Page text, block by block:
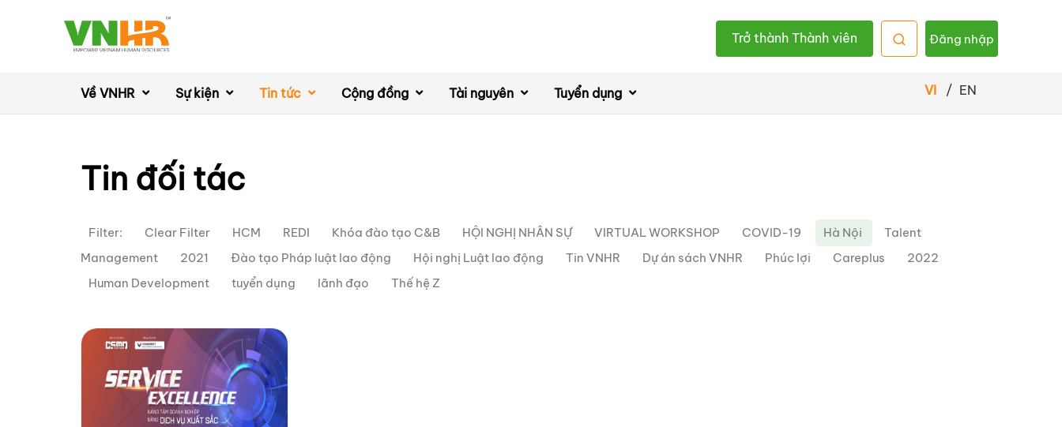
Trở thành Thành viên Đăng nhập
Về VNHR Sự kiện Tin tức Cộng đồng Tài nguyên Tuyển dụng VI / EN
Tin đối tác
Filter: Clear Filter HCM REDI Khóa đào tạo C&B HỘI NGHỊ NHÂN SỰ VIRTUAL WORKSHOP COVID-19 Hà Nội
Talent
Management
2021 Đào tạo Pháp luật lao động Hội nghị Luật lao động Tin VNHR Dự án sách VNHR Phúc lợi Careplus
2022
Human Development
tuyển dụng lãnh đạo Thế hệ Z